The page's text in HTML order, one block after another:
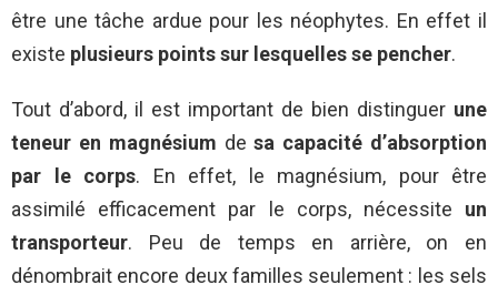
être une tâche ardue pour les néophytes. En effet il
existe plusieurs points sur lesquelles se pencher.
Tout d’abord, il est important de bien distinguer une
teneur en magnésium desa capacité d’absorption
par le corps. En effet, le magnésium, pour être
assimilé efficacement par le corps, nécessite un
transporteur. Peu de temps en arrière, on en
dénombrait encore deux familles seulement : les sels